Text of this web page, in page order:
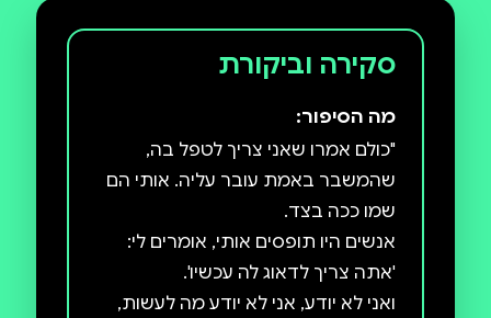
לאוכלוסיות בסיכון; מרצה בבית ספר לעבודה סוציאלית
באוניברסיטת תל אביב.
סקירה וביקורת
מה הסיפור:
"כולם אמרו שאני צריך לטפל בה,
שהמשבר באמת עובר עליה. אותי הם
אנשים היו תופסים אותי, אומרים לי:
ואני לא יודע, אני לא יודע מה לעשות,